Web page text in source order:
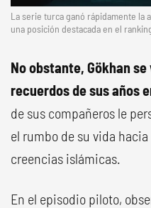
La serie turca ganó rápidamente la
una posición destacada en el
No obstante, Gökhan
recuerdos de sus años
de sus compañeros le
el rumbo de su vida
creencias islámicas.
En el episodio piloto,